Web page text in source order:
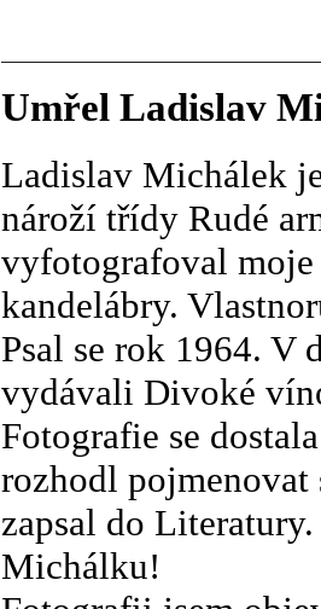
Umřel Ladislav
Ladislav Michálek
nároží třídy Rudé
vyfotografoval
kandelábry.
Psal se rok 1964.
vydávali Divoké
Fotografie se
rozhodl
zapsal do
Michálku!